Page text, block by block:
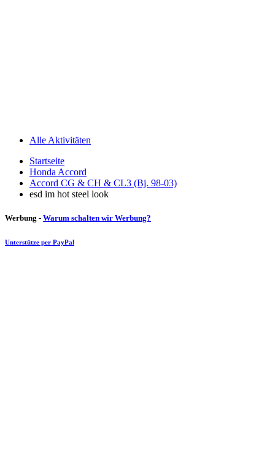
Alle Aktivitäten
Startseite
Honda Accord
Accord CG & CH & CL3 (Bj. 98-03)
esd im hot steel look
Werbung - Warum schalten wir Werbung?
Unterstütze per PayPal